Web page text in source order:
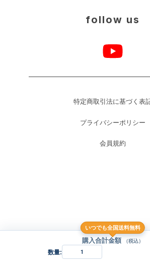
購入合計金額 （税込）
いつでも全国送料無料
数量: 1
follow us
特定商取引法に基づく表
プライバシーポリシー
会員規約